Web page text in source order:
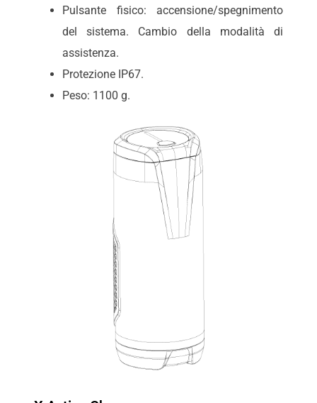
Pulsante fisico: accensione/spegnimento
del sistema. Cambio della modalità di
assistenza.
Protezione IP67.
Peso: 1100 g.